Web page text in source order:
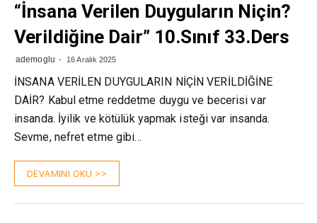
“İnsana Verilen Duyguların Niçin?
Verildiğine Dair” 10.Sınıf 33.Ders
ademoglu 16 Aralık 2025
İNSANA VERİLEN DUYGULARIN NİÇİN VERİLDİĞİNE
DAİR? Kabul etme reddetme duygu ve becerisi var
insanda. İyilik ve kötülük yapmak isteği var insanda.
Sevme, nefret etme gibi…
DEVAMINI OKU >>